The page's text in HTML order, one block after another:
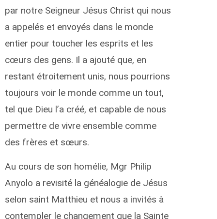
par notre Seigneur Jésus Christ qui nous
a appelés et envoyés dans le monde
entier pour toucher les esprits et les
cœurs des gens. Il a ajouté que, en
restant étroitement unis, nous pourrions
toujours voir le monde comme un tout,
tel que Dieu l’a créé, et capable de nous
permettre de vivre ensemble comme
des frères et sœurs.
Au cours de son homélie, Mgr Philip
Anyolo a revisité la généalogie de Jésus
selon saint Matthieu et nous a invités à
contempler le changement que la Sainte